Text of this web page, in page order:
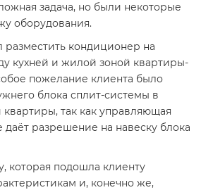
задача, но были некоторые
оборудования.
разместить кондиционер на
кухней и жилой зоной квартиры-
пожелание клиента было
блока сплит-системы в
так как управляющая
разрешение на навеску блока
которая подошла клиенту
и, конечно же,